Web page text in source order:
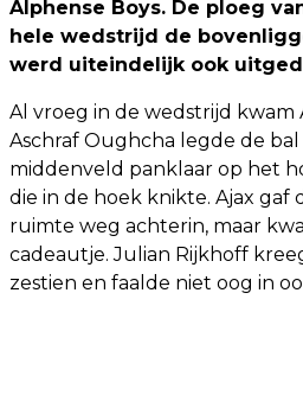
Alphense Boys. De ploeg
hele wedstrijd de
werd uiteindelijk ook
Al vroeg in de wedstrijd kwam
Aschraf Oughcha legde de
middenveld panklaar op het
die in de hoek knikte. Ajax gaf
ruimte weg achterin, maar
cadeautje. Julian Rijkhoff
zestien en faalde niet oog in